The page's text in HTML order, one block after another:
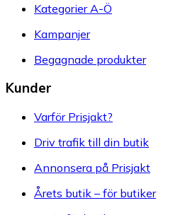
Kategorier A-Ö
Kampanjer
Begagnade produkter
Kunder
Varför Prisjakt?
Driv trafik till din butik
Annonsera på Prisjakt
Årets butik – för butiker